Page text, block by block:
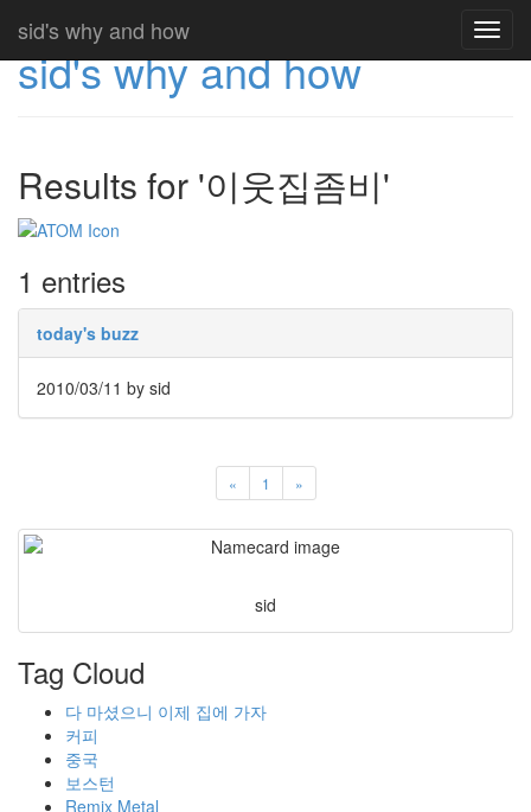
sid's why and how
sid's why and how
Results for '이웃집좀비'
1 entries
today's buzz
2010/03/11 by sid
« 1 »
sid
Tag Cloud
다 마셨으니 이제 집에 가자
커피
중국
보스턴
Remix Metal